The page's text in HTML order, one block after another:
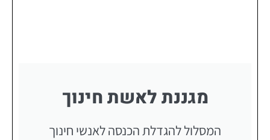
מגננת לאשת חינוך
המסלול להגדלת הכנסה לאנשי חינוך